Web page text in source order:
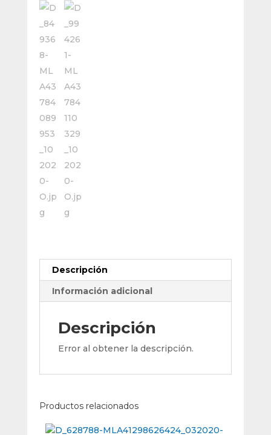
Descripción
Información adicional
Descripción
Error al obtener la descripción.
Productos relacionados